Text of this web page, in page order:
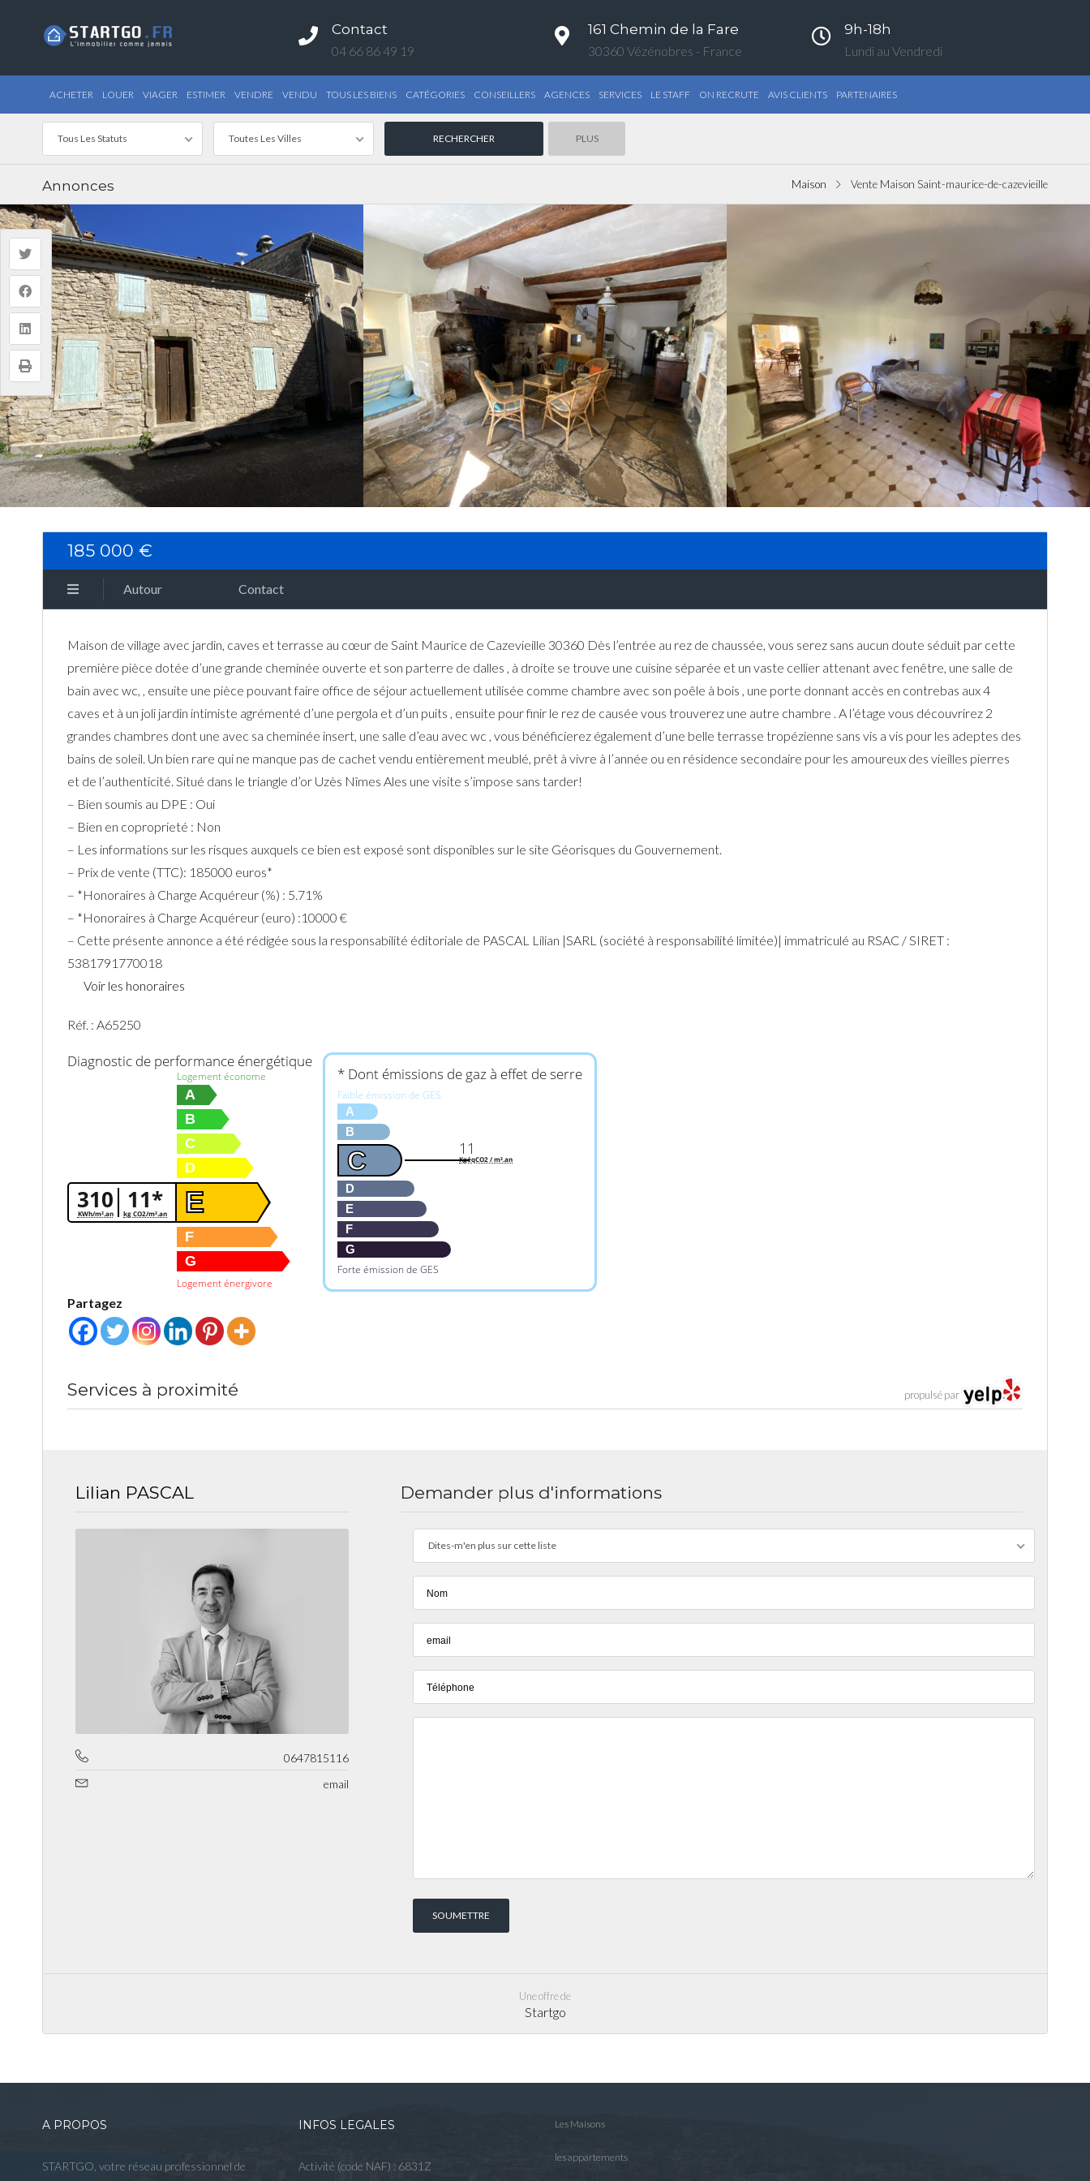
Connexion
Identifiant
Mot de passe
Mot de passe perdu ?
Contact
04 66 86 49 19
161 Chemin de la Fare
30360 Vézénobres - France
9h-18h
Lundi au Vendredi
ACHETER LOUER VIAGER ESTIMER VENDRE VENDU TOUS LES BIENS CATÉGORIES CONSEILLERS AGENCES SERVICES LE STAFF ON RECRUTE AVIS CLIENTS PARTENAIRES
Tous Les Statuts Toutes Les Villes PLUS
Annonces Maison Vente Maison Saint-maurice-de-cazevieille
185 000 €
Autour Contact
Maison de village avec jardin, caves et terrasse au cœur de Saint Maurice de Cazevieille 30360 Dès l’entrée au rez de chaussée, vous serez sans aucun doute séduit par cette
première pièce dotée d’une grande cheminée ouverte et son parterre de dalles , à droite se trouve une cuisine séparée et un vaste cellier attenant avec fenêtre, une salle de
bain avec wc, , ensuite une pièce pouvant faire office de séjour actuellement utilisée comme chambre avec son poêle à bois , une porte donnant accès en contrebas aux 4
caves et à un joli jardin intimiste agrémenté d’une pergola et d’un puits , ensuite pour finir le rez de causée vous trouverez une autre chambre . A l’étage vous découvrirez 2
grandes chambres dont une avec sa cheminée insert, une salle d’eau avec wc , vous bénéficierez également d’une belle terrasse tropézienne sans vis a vis pour les adeptes des
bains de soleil. Un bien rare qui ne manque pas de cachet vendu entièrement meublé, prêt à vivre à l’année ou en résidence secondaire pour les amoureux des vieilles pierres
et de l’authenticité. Situé dans le triangle d’or Uzès Nîmes Ales une visite s’impose sans tarder!
– Bien soumis au DPE : Oui
– Bien en coproprieté : Non
– Les informations sur les risques auxquels ce bien est exposé sont disponibles sur le site Géorisques du Gouvernement.
– Prix de vente (TTC): 185000 euros*
– *Honoraires à Charge Acquéreur (%) : 5.71%
– *Honoraires à Charge Acquéreur (euro) :10000 €
– Cette présente annonce a été rédigée sous la responsabilité éditoriale de PASCAL Lilian |SARL (société à responsabilité limitée)| immatriculé au RSAC / SIRET :
5381791770018
Voir les honoraires
Réf. : A65250
Diagnostic de performance énergétique
310
KWh/m².an 11*
kg CO2/m².an
Logement économe
A
B
C
D
E
F
G
Logement énergivore
* Dont émissions de gaz à effet de serre
Faible émission de GES
A
B
C
D
E
F
G
Forte émission de GES
11
KgéqCO2 / m².an
Partagez
propulsé par
Services à proximité
Lilian PASCAL
0647815116
email
Demander plus d'informations
Dites-m'en plus sur cette liste
Une offre de
Startgo
A PROPOS
STARTGO, votre réseau professionnel de
INFOS LEGALES
Activité (code NAF) : 6831Z
Les Maisons
les appartements